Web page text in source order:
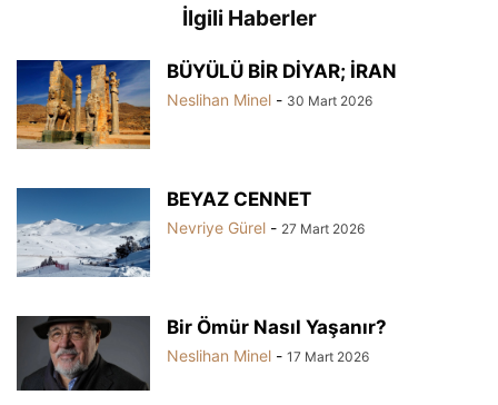
İlgili Haberler
BÜYÜLÜ BİR DİYAR; İRAN
Neslihan Minel - 30 Mart 2026
BEYAZ CENNET
Nevriye Gürel - 27 Mart 2026
Bir Ömür Nasıl Yaşanır?
Neslihan Minel - 17 Mart 2026